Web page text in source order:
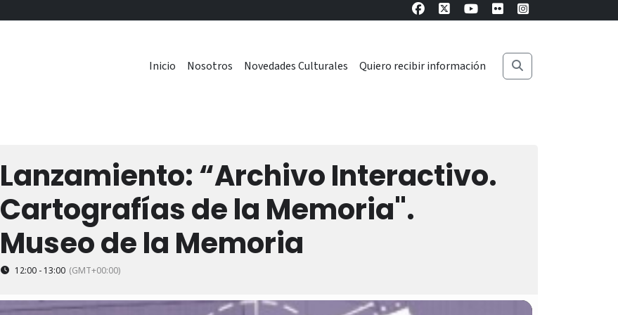
Inicio Nosotros Novedades Culturales Quiero recibir información
Lanzamiento: “Archivo Interactivo.
Cartografías de la Memoria".
Museo de la Memoria
12:00 - 13:00 (GMT+00:00)